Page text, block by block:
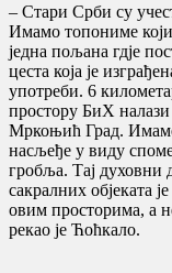
– Стари Срби су
Имамо топониме
једна пољана гдје
цеста која је
употреби. 6
простору БиХ
Мркоњић Град. Имамо
насљеђе у виду
гробља. Тај духовни
сакралних објеката
овим просторима, а
рекао је Ћоћкало.